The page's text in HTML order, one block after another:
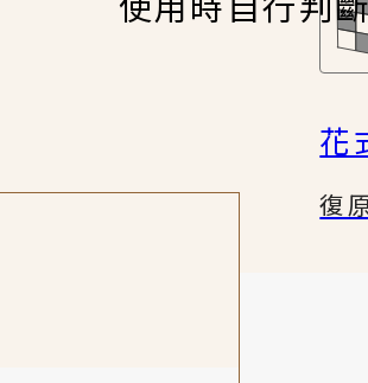
花
復